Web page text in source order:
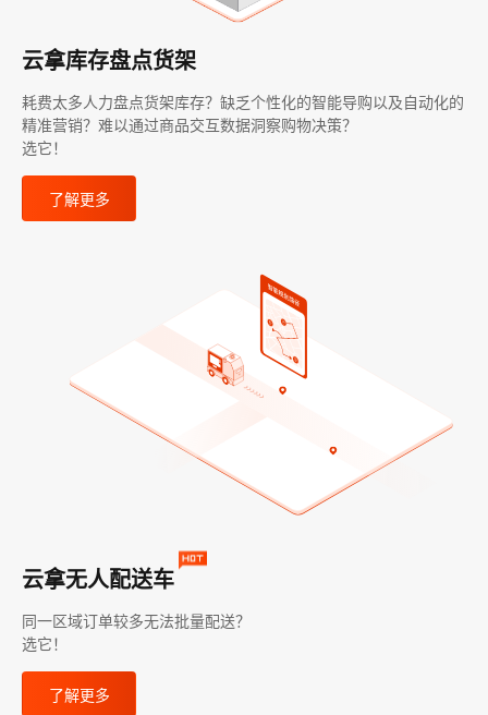
云拿库存盘点货架
耗费太多人力盘点货架库存？缺乏个性化的智能导购以及自动化的
精准营销？难以通过商品交互数据洞察购物决策？
选它！
了解更多
云拿无人配送车
同一区域订单较多无法批量配送？
选它！
了解更多